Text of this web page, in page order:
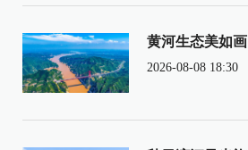
黄河生态美如画
2026-08-08 18:30